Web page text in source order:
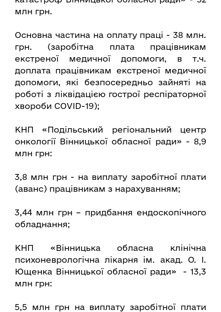
млн грн.
Основна частина на оплату праці - 38 млн.
грн. (заробітна плата працівникам
екстреної медичної допомоги, в т.ч.
доплата працівникам екстреної медичної
допомоги, які безпосередньо зайняті на
роботі з ліквідацією гострої респіраторної
хвороби COVID-19);
КНП «Подільський регіональний центр
онкології Вінницької обласної ради» - 8,9
млн грн:
3,8 млн грн - на виплату заробітної плати
(аванс) працівникам з нарахуванням;
3,44 млн грн – придбання ендоскопічного
обладнання;
КНП «Вінницька обласна клінічна
психоневрологічна лікарня ім. акад. О. І.
Ющенка Вінницької обласної ради» - 13,3
млн грн:
5,5 млн грн на виплату заробітної плати